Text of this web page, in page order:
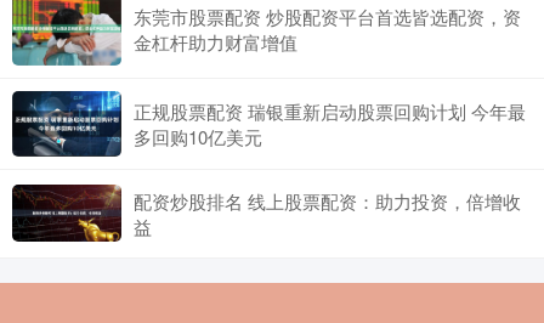
东莞市股票配资 炒股配资平台首选皆选配资，资
金杠杆助力财富增值
正规股票配资 瑞银重新启动股票回购计划 今年最
多回购10亿美元
配资炒股排名 线上股票配资：助力投资，倍增收
益